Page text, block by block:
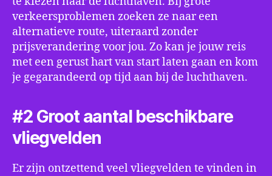
verkeersproblemen zoeken ze naar een
alternatieve route, uiteraard zonder
prijsverandering voor jou. Zo kan je jouw reis
met een gerust hart van start laten gaan en kom
je gegarandeerd op tijd aan bij de luchthaven.
#2 Groot aantal beschikbare
vliegvelden
Er zijn ontzettend veel vliegvelden te vinden in